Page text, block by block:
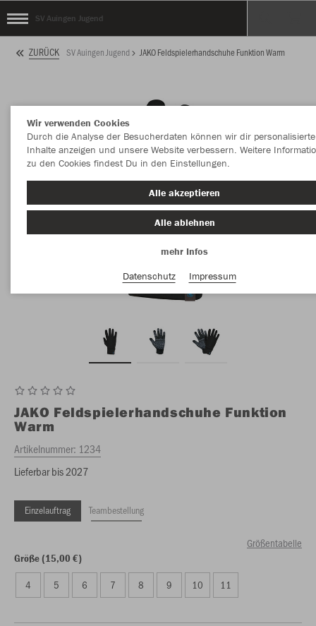
SV Auingen Jugend
ZURÜCK SV Auingen Jugend JAKO Feldspielerhandschuhe Funktion Warm
JAKO Feldspielerhandschuhe Funktion
Warm
Artikelnummer: 1234
Lieferbar bis 2027
Einzelauftrag Teambestellung
Größentabelle
Größe (15,00 €)
4 5 6 7 8 9 10 11
Wir verwenden Cookies
Durch die Analyse der Besucherdaten können wir dir personalisierte
Inhalte anzeigen und unsere Website verbessern. Weitere
zu den Cookies findest Du in den Einstellungen.
Alle akzeptieren
Alle ablehnen
mehr Infos
Datenschutz
Impressum